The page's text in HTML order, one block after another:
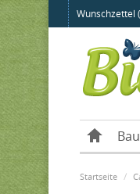
Wunschzettel
Startseite